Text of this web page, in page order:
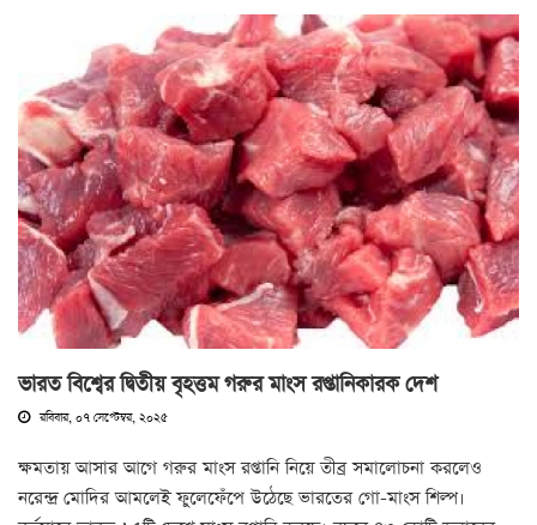
ভারত বিশ্বের দ্বিতীয় বৃহত্তম গরুর মাংস রপ্তানিকারক দেশ
রবিবার, ০৭ সেপ্টেম্বর, ২০২৫
ক্ষমতায় আসার আগে গরুর মাংস রপ্তানি নিয়ে তীব্র সমালোচনা করলেও
নরেন্দ্র মোদির আমলেই ফুলেফেঁপে উঠেছে ভারতের গো-মাংস শিল্প।